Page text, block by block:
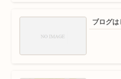
ブログ